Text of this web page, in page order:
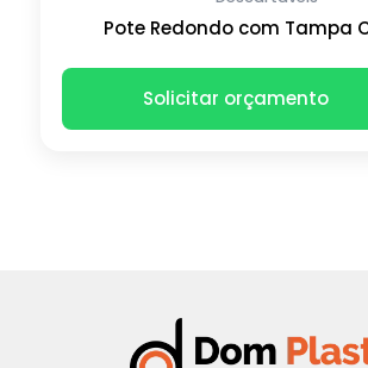
Pote Redondo com Tampa
Solicitar orçamento